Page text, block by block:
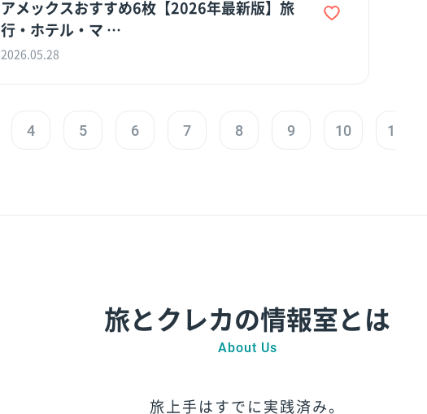
アメックスおすすめ6枚【2026年最新版】旅
行・ホテル・マ …
2026.05.28
4 5 6 7 8 9 10 11
旅とクレカの情報室とは
About Us
旅上手はすでに実践済み。